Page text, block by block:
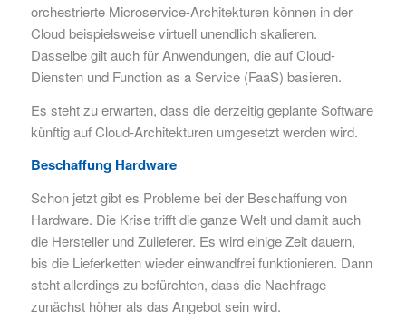
orchestrierte Microservice-Architekturen können in der
Cloud beispielsweise virtuell unendlich skalieren.
Dasselbe gilt auch für Anwendungen, die auf Cloud-
Diensten und Function as a Service (FaaS) basieren.
Es steht zu erwarten, dass die derzeitig geplante Software
künftig auf Cloud-Architekturen umgesetzt werden wird.
Beschaffung Hardware
Schon jetzt gibt es Probleme bei der Beschaffung von
Hardware. Die Krise trifft die ganze Welt und damit auch
die Hersteller und Zulieferer. Es wird einige Zeit dauern,
bis die Lieferketten wieder einwandfrei funktionieren. Dann
steht allerdings zu befürchten, dass die Nachfrage
zunächst höher als das Angebot sein wird.